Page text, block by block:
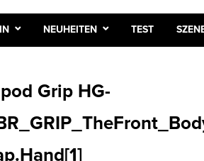
NEUHEITEN TEST
Grip HG-